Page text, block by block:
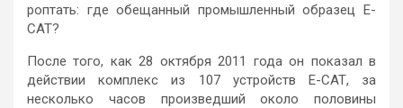
роптать: где обещанный промышленный образец Е-
САТ?
После того, как 28 октября 2011 года он показал в
действии комплекс из 107 устройств Е-САТ, за
несколько часов произведший около половины